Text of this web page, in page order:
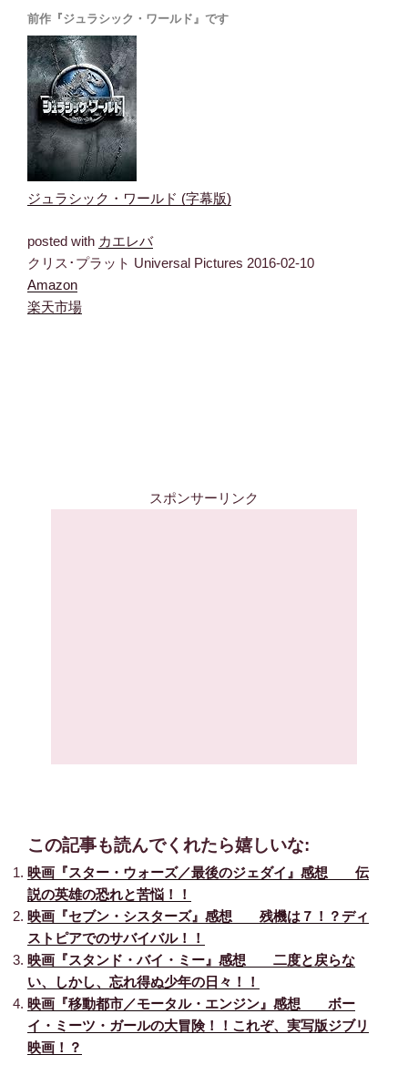
前作『ジュラシック・ワールド』です
ジュラシック・ワールド (字幕版)
posted with カエレバ
クリス･プラット Universal Pictures 2016-02-10
Amazon
楽天市場
スポンサーリンク
この記事も読んでくれたら嬉しいな:
映画『スター・ウォーズ／最後のジェダイ』感想 伝
説の英雄の恐れと苦悩！！
映画『セブン・シスターズ』感想 残機は７！？ディ
ストピアでのサバイバル！！
映画『スタンド・バイ・ミー』感想 二度と戻らな
い、しかし、忘れ得ぬ少年の日々！！
映画『移動都市／モータル・エンジン』感想 ボー
イ・ミーツ・ガールの大冒険！！これぞ、実写版ジブリ
映画！？